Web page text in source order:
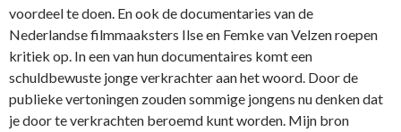
voordeel te doen. En ook de documentaries van de
Nederlandse filmmaaksters Ilse en Femke van Velzen roepen
kritiek op. In een van hun documentaires komt een
schuldbewuste jonge verkrachter aan het woord. Door de
publieke vertoningen zouden sommige jongens nu denken dat
je door te verkrachten beroemd kunt worden. Mijn bron